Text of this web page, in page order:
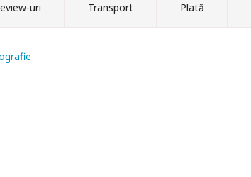
uri Transport Plată